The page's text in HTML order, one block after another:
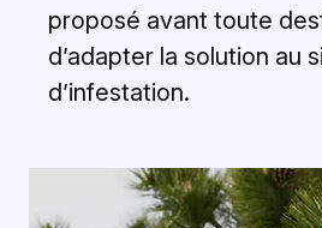
proposé avant toute
d’adapter la solution au
d’infestation.